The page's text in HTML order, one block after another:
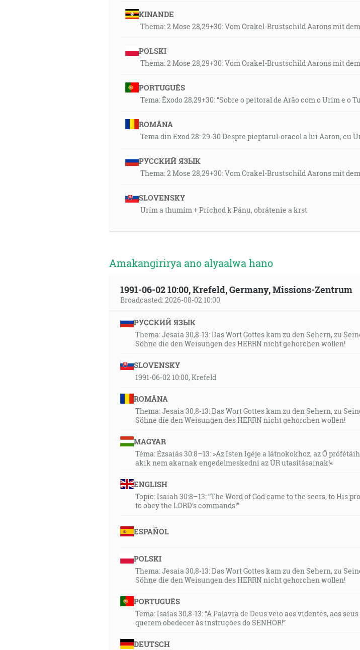
KINANDE
Thema: 2 Mose 28,29+30: Vom Orakel-Brustschild Aarons mit
POLSKI
Thema: 2 Mose 28,29+30: Vom Orakel-Brustschild Aarons mit
PORTUGUÊS
Tema: Êxodo 28,29+30: “Sobre o peitoral de Arão com o Urim e o
ROMÂNA
Tema din Exod 28: 29-30 Despre pieptarul-oracol a lui Aaron, cu
РУССКИЙ ЯЗЫК
Thema: 2 Mose 28,29+30: Vom Orakel-Brustschild Aarons mit
SLOVENSKY
Urím a thumím + Príchod k Pánu, obrátenie a krst
Amakangirirya ano alyaalwa hano
1991-06-02 10:00, Krefeld, Germany, Missions-Zentrum
Broadcasted: 2026-08-02 10:00
РУССКИЙ ЯЗЫК
Thema: Jesaia 30,8-13: Das Wort Gottes kam zu den Sehern, zu
Söhne die den Weisungen des HERRN nicht gehorchen wollen!
SLOVENSKY
1991-06-02 10:00, Krefeld
ROMÂNA
Thema: Jesaia 30,8-13: Das Wort Gottes kam zu den Sehern, zu
Söhne die den Weisungen des HERRN nicht gehorchen wollen!
MAGYAR
Téma: Ézsaiás 30:8–13: »Az Isten Igéje a látnokokhoz, az Ő
akik nem akarnak engedelmeskedni az ÚR utasításainak!«
ENGLISH
Topic: Isaiah 30:8–13: “The Word of God came to the seers, to His
to obey the LORD’s commands!”
ESPAÑOL
POLSKI
Thema: Jesaia 30,8-13: Das Wort Gottes kam zu den Sehern, zu
Söhne die den Weisungen des HERRN nicht gehorchen wollen!
PORTUGUÊS
Tema: Isaías 30,8-13: “A Palavra de Deus veio aos videntes, aos
querem obedecer às instruções do SENHOR!”
DEUTSCH